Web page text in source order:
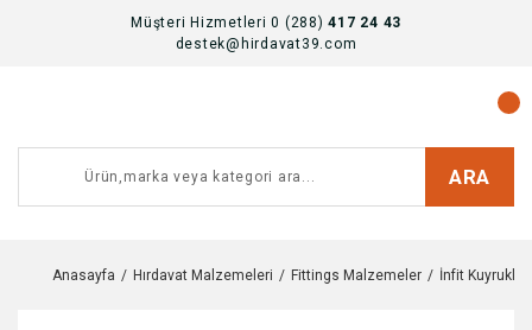
Müşteri Hizmetleri 0 (288)417 24 43
destek@hirdavat39.com
ARA
Anasayfa Hırdavat Malzemeleri Fittings Malzemeler İnfit Kuyruklu